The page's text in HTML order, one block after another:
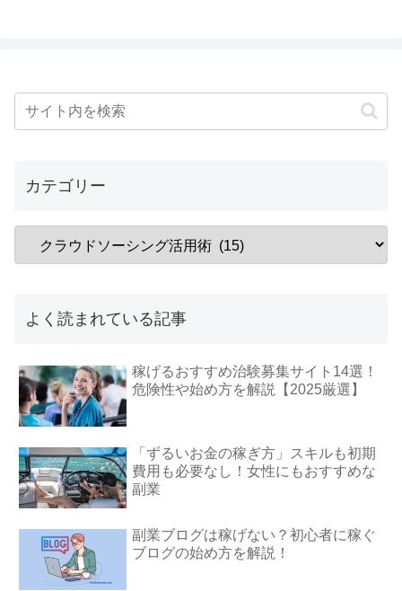
カテゴリー
よく読まれている記事
稼げるおすすめ治験募集サイト14選！
危険性や始め方を解説【2025厳選】
「ずるいお金の稼ぎ方」スキルも初期
費用も必要なし！女性にもおすすめな
副業
副業ブログは稼げない？初心者に稼ぐ
ブログの始め方を解説！